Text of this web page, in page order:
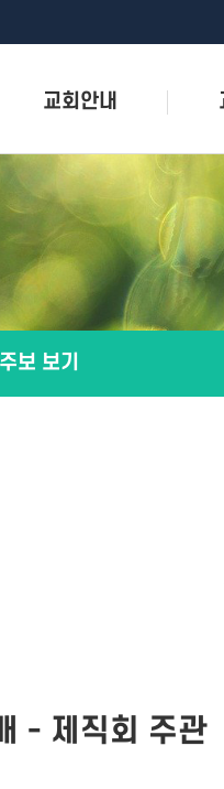
교회안내
원로목사인사
위임목사소개
예배시간 및 약도
주보 보기
- 제직회 주관